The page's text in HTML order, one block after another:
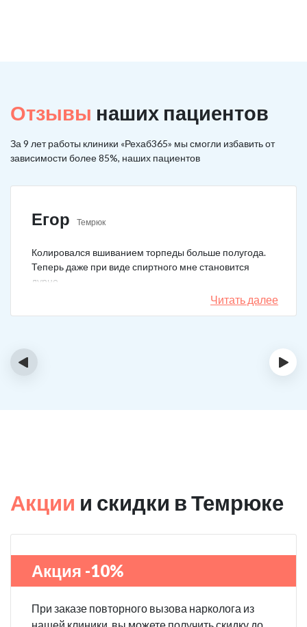
Отзывы наших пациентов
За 9 лет работы клиники «Рехаб365» мы смогли избавить от
зависимости более 85%, наших пациентов
Егор Темрюк
Колировался вшиванием торпеды больше полугода.
Теперь даже при виде спиртного мне становится
дурно.
Читать далее
‹ ›
Акции и скидки в Темрюке
Акция -10%
При заказе повторного вызова нарколога из